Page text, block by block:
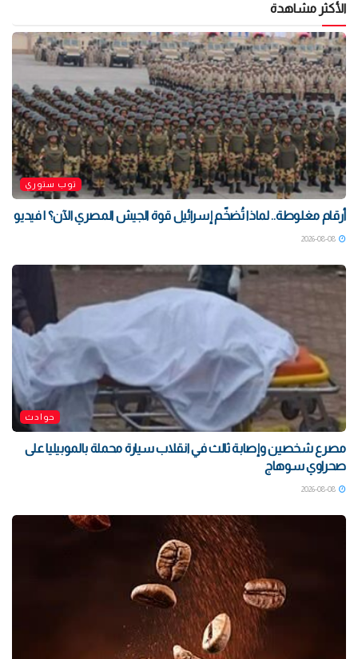
الأكثر مشاهدة
توب ستوري
أرقام مغلوطة.. لماذا تُضخّم إسرائيل قوة الجيش المصري الآن؟ | فيديو
حوادث
مصرع شخصين وإصابة ثالث في انقلاب سيارة محملة بالموبيليا على
صحراوي سوهاج